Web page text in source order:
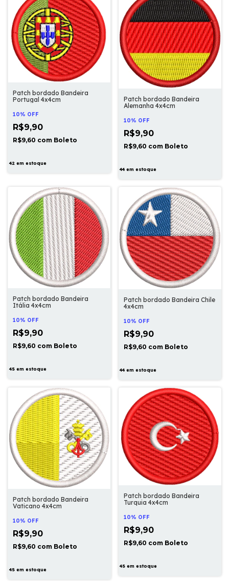
Patch bordado Bandeira
Portugal 4x4cm
10% OFF
R$9,90
R$9,60 com Boleto
42em estoque
Patch bordado Bandeira
Alemanha 4x4cm
10% OFF
R$9,90
R$9,60 com Boleto
44em estoque
Patch bordado Bandeira
Itália 4x4cm
10% OFF
R$9,90
R$9,60 com Boleto
45em estoque
Patch bordado Bandeira Chile
4x4cm
10% OFF
R$9,90
R$9,60 com Boleto
44em estoque
Patch bordado Bandeira
Vaticano 4x4cm
10% OFF
R$9,90
R$9,60 com Boleto
45em estoque
Patch bordado Bandeira
Turquia 4x4cm
10% OFF
R$9,90
R$9,60 com Boleto
45 em estoque